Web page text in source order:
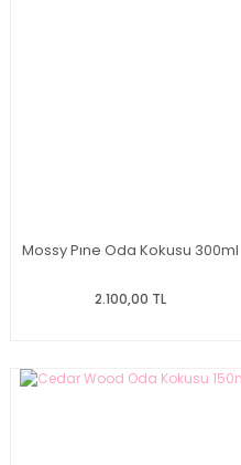
Mossy Pıne Oda Kokusu 300ml
2.100,00 TL